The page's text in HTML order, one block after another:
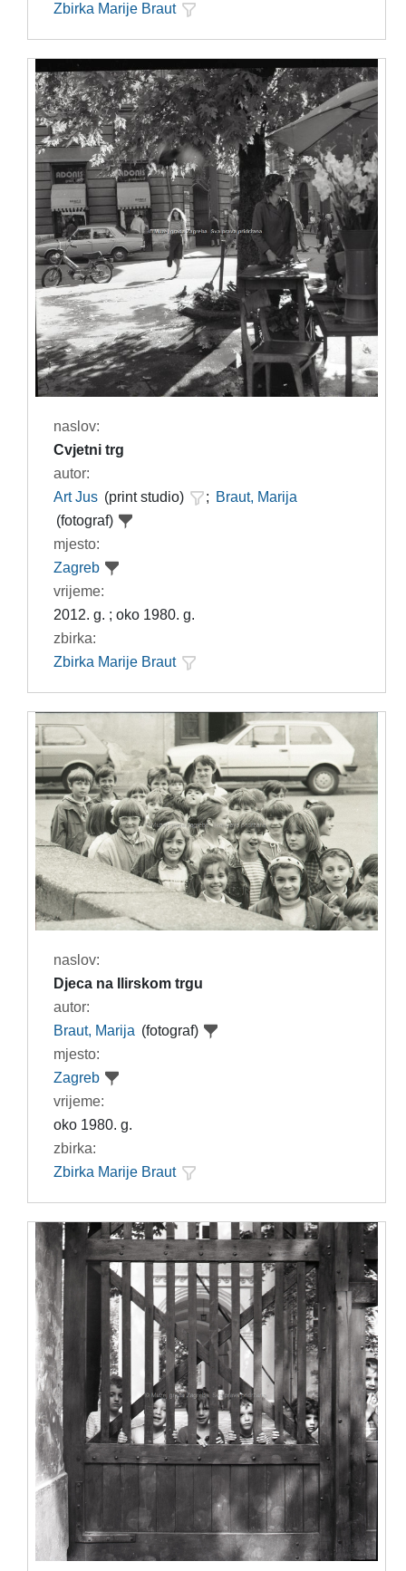
Zbirka Marije Braut
naslov:
Cvjetni trg
autor:
Art Jus (print studio) ; Braut, Marija
(fotograf)
mjesto:
Zagreb
vrijeme:
2012. g. ; oko 1980. g.
zbirka:
Zbirka Marije Braut
naslov:
Djeca na Ilirskom trgu
autor:
Braut, Marija (fotograf)
mjesto:
Zagreb
vrijeme:
oko 1980. g.
zbirka:
Zbirka Marije Braut